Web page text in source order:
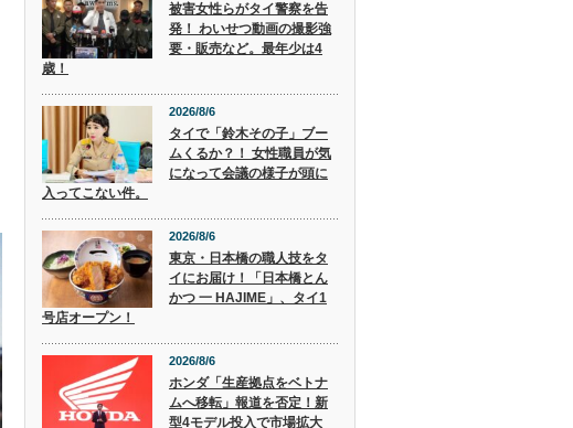
被害女性らがタイ警察を告
発！ わいせつ動画の撮影強
要・販売など。最年少は4
歳！
2026/8/6
タイで「鈴木その子」ブー
ムくるか？！ 女性職員が気
になって会議の様子が頭に
入ってこない件。
2026/8/6
東京・日本橋の職人技をタ
イにお届け！「日本橋とん
かつ 一 HAJIME」、タイ1
号店オープン！
2026/8/6
ホンダ「生産拠点をベトナ
ムへ移転」報道を否定！新
型4モデル投入で市場拡大